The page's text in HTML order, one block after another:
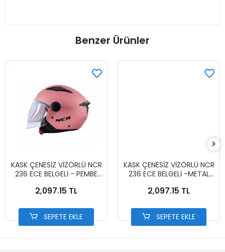
Benzer Ürünler
KASK ÇENESİZ VİZÖRLÜ NCR
236 ECE BELGELİ - PEMBE
2,097.15 TL
SEPETE EKLE
KASK ÇENESİZ VİZÖRLÜ NCR
236 ECE BELGELİ -METAL
2,097.15 TL
SEPETE EKLE